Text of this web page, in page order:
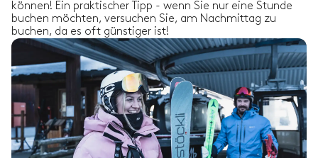
können! Ein praktischer Tipp - wenn Sie nur eine Stunde
buchen möchten, versuchen Sie, am Nachmittag zu
buchen, da es oft günstiger ist!